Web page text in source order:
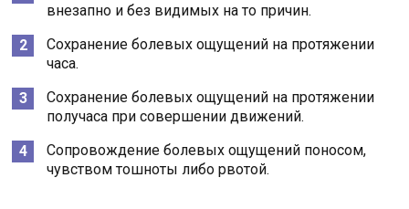
внезапно и без видимых на то причин.
Сохранение болевых ощущений на протяжении
часа.
Сохранение болевых ощущений на протяжении
получаса при совершении движений.
Сопровождение болевых ощущений поносом,
чувством тошноты либо рвотой.